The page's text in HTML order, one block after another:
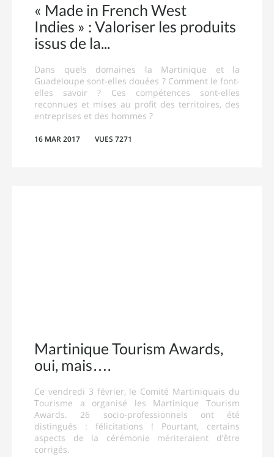
« Made in French West
Indies » : Valoriser les produits
issus de la
Dans quels domaines la Martinique et la
Guadeloupe sont-elles douées ? Comment le font-
elles savoir ? Ces compétences sont-elles
reconnues et mises au profit des territoires, des
entreprises et des hommes ?
16 MAR 2017 VUES 7271
Martinique Tourism Awards,
oui, mais….
Ce vendredi 3 février, le Comité Martiniquais du
Tourisme a organisé les Martinique Tourism
Awards. 26 socio-professionnels ont été
distingués : félicitations ! Pourtant, certains
aspects de la cérémonie mériteraient d’être
corrigés.